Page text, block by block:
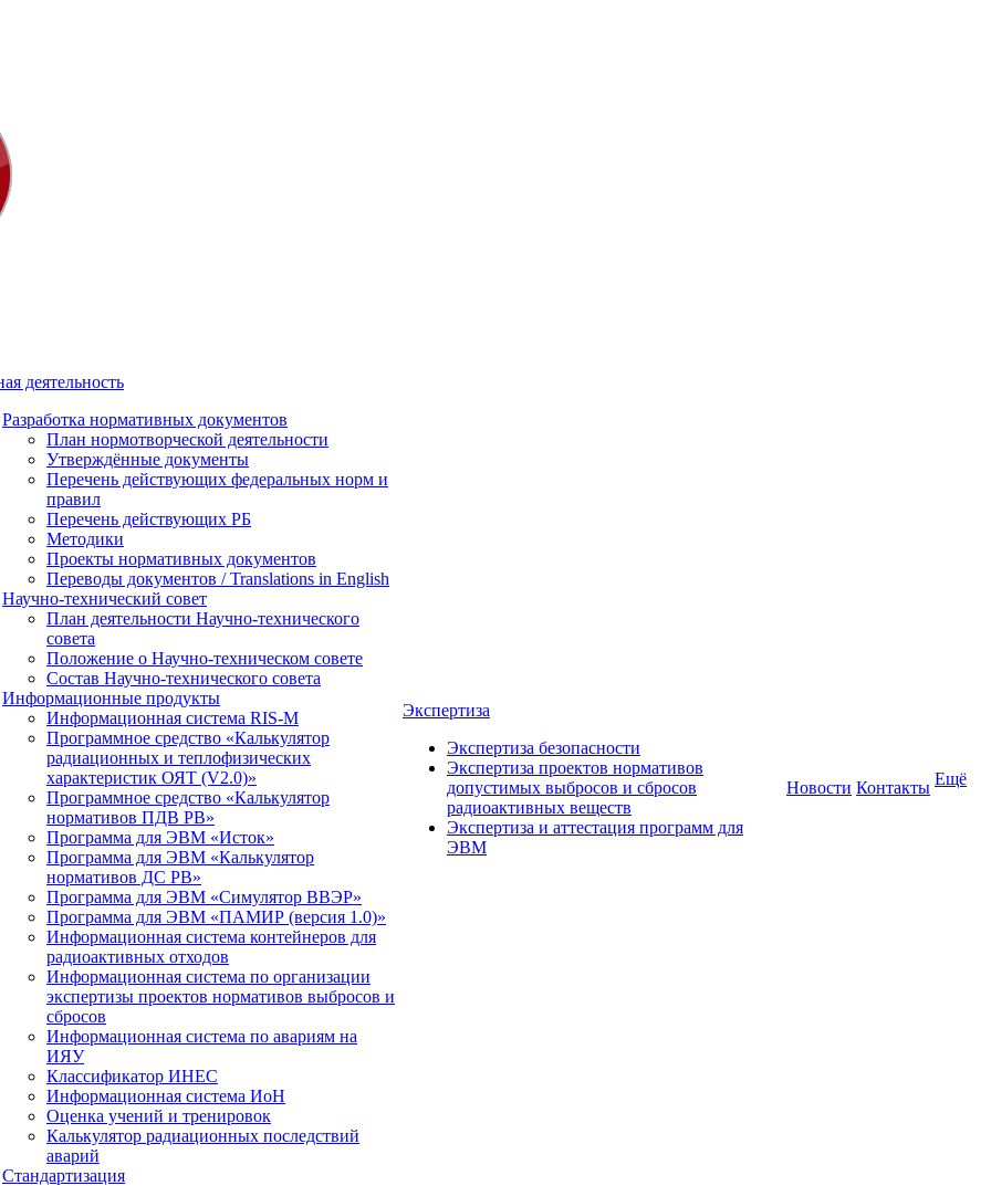
деятельность
Разработка нормативных документов
План нормотворческой деятельности
Утверждённые документы
Перечень действующих федеральных норм и
правил
Перечень действующих РБ
Методики
Проекты нормативных документов
Переводы документов / Translations in English
Научно-технический совет
План деятельности Научно-технического
совета
Положение о Научно-техническом совете
Состав Научно-технического совета
Информационные продукты
Информационная система RIS-M
Программное средство «Калькулятор
радиационных и теплофизических
характеристик ОЯТ (V2.0)»
Программное средство «Калькулятор
нормативов ПДВ РВ»
Программа для ЭВМ «Исток»
Программа для ЭВМ «Калькулятор
нормативов ДС РВ»
Программа для ЭВМ «Симулятор ВВЭР»
Программа для ЭВМ «ПАМИР (версия 1.0)»
Информационная система контейнеров для
радиоактивных отходов
Информационная система по организации
экспертизы проектов нормативов выбросов и
сбросов
Информационная система по авариям на
ИЯУ
Классификатор ИНЕС
Информационная система ИоН
Оценка учений и тренировок
Калькулятор радиационных последствий
аварий
Стандартизация
Экспертиза
Экспертиза безопасности
Экспертиза проектов нормативов
допустимых выбросов и сбросов
радиоактивных веществ
Экспертиза и аттестация программ для
ЭВМ
Новости Контакты Ещё